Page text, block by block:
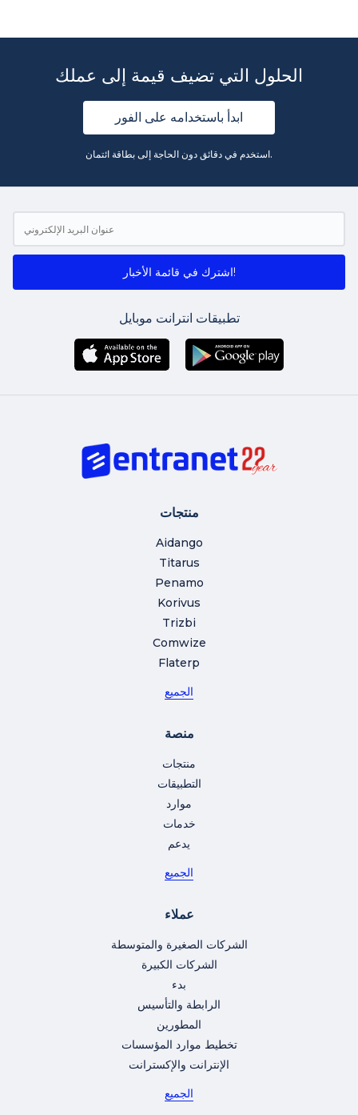
الحلول التي تضيف قيمة إلى عملك
ابدأ باستخدامه على الفور
استخدم في دقائق دون الحاجة إلى بطاقة ائتمان.
اشترك في قائمة الأخبار!
تطبيقات انترانت موبايل
منتجات
Aidango
Titarus
Penamo
Korivus
Trizbi
Comwize
Flaterp
الجميع
منصة
منتجات
التطبيقات
موارد
خدمات
يدعم
الجميع
عملاء
الشركات الصغيرة والمتوسطة
الشركات الكبيرة
بدء
الرابطة والتأسيس
المطورين
تخطيط موارد المؤسسات
الإنترانت والإكسترانت
الجميع